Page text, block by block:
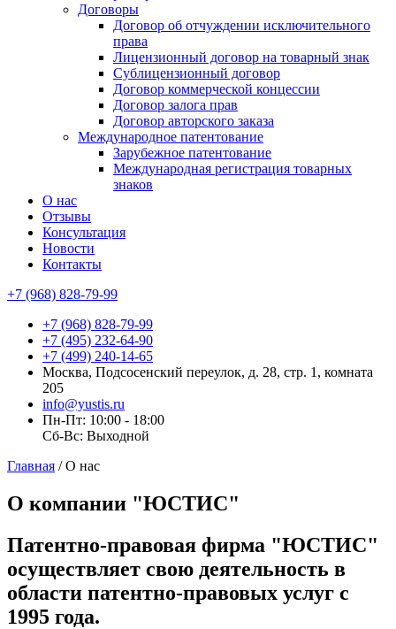
Договоры
Договор об отчуждении исключительного
права
Лицензионный договор на товарный знак
Сублицензионный договор
Договор коммерческой концессии
Договор залога прав
Договор авторского заказа
Международное патентование
Зарубежное патентование
Международная регистрация товарных
знаков
О нас
Отзывы
Консультация
Новости
Контакты
+7 (968) 828-79-99
+7 (968) 828-79-99
+7 (495) 232-64-90
+7 (499) 240-14-65
Москва, Подсосенский переулок, д. 28, стр. 1, комната
205
info@yustis.ru
Пн-Пт: 10:00 - 18:00
Сб-Вс: Выходной
Главная /О нас
О компании "ЮСТИС"
Патентно-правовая фирма "ЮСТИС"
осуществляет свою деятельность в
области патентно-правовых услуг с
1995 года.